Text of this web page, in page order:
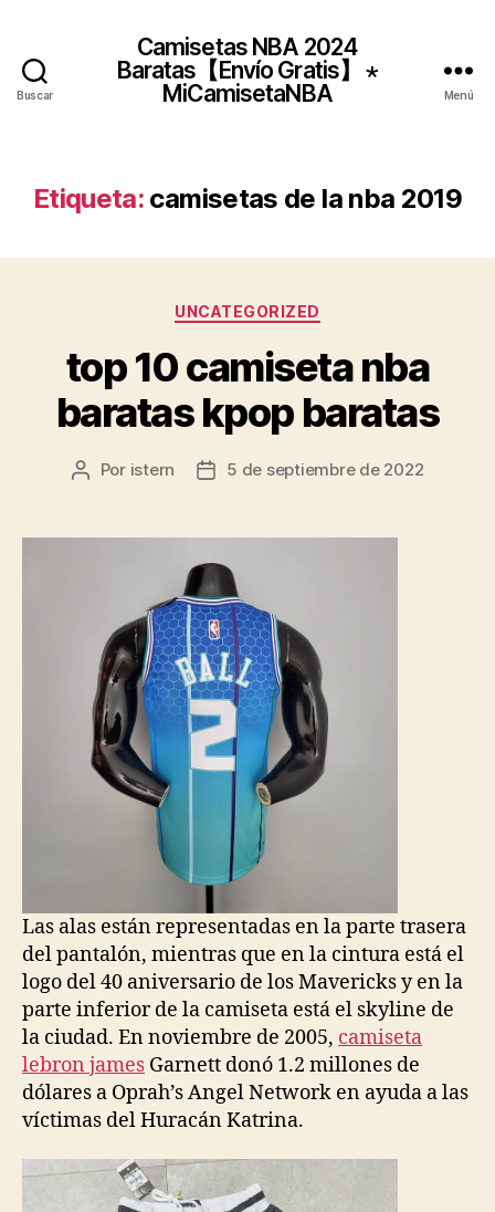
Buscar
Camisetas NBA 2024
Baratas【Envío Gratis】 ⋆
MiCamisetaNBA
Menú
Etiqueta: camisetas de la nba 2019
Categorías
UNCATEGORIZED
top 10 camiseta nba
baratas kpop baratas
Autor
entrada
Por istern
Fecha
entrada
5 de septiembre de 2022
Las alas están representadas en la parte trasera
del pantalón, mientras que en la cintura está el
logo del 40 aniversario de los Mavericks y en la
parte inferior de la camiseta está el skyline de
la ciudad. En noviembre de 2005, camiseta
lebron james Garnett donó 1.2 millones de
dólares a Oprah’s Angel Network en ayuda a las
víctimas del Huracán Katrina.